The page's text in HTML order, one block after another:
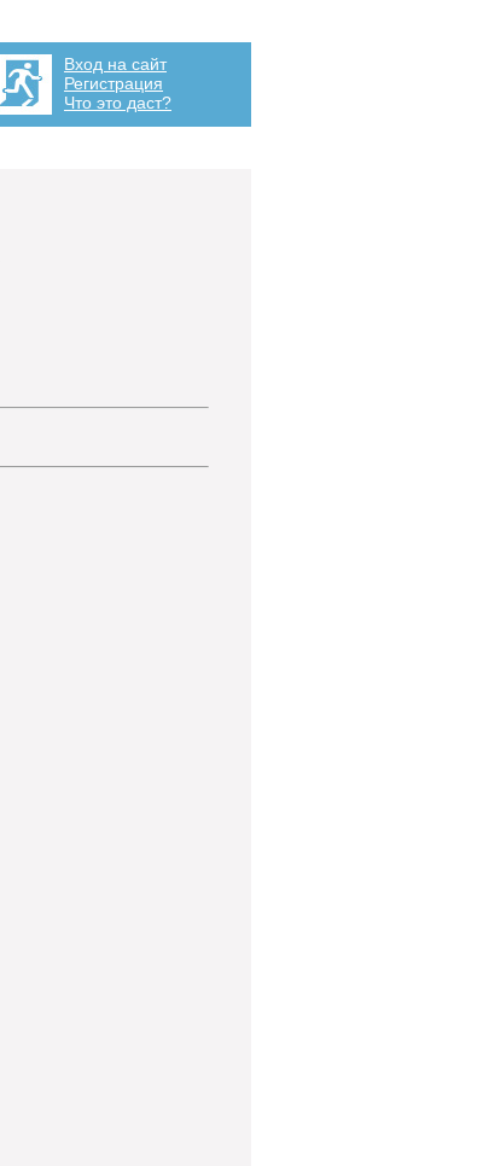
Вход на сайт
Регистрация
Что это даст?